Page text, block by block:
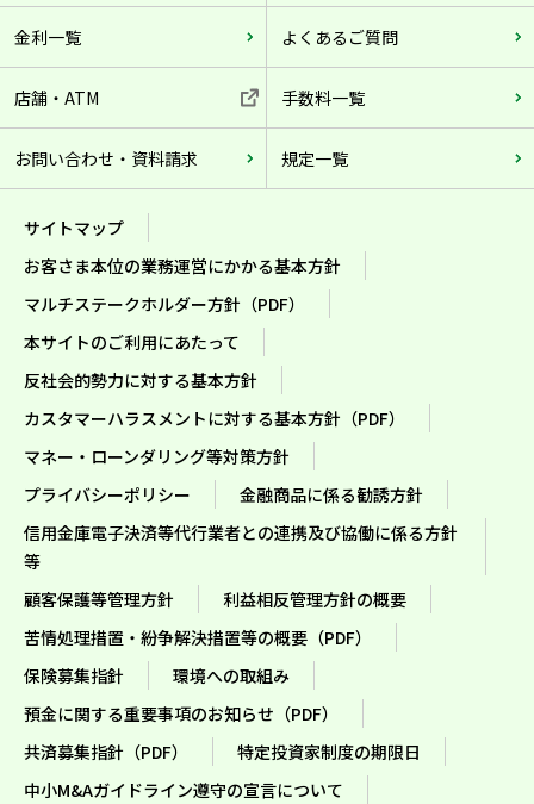
金利一覧 よくあるご質問
店舗・ATM 手数料一覧
お問い合わせ・資料請求 規定一覧
サイトマップ
お客さま本位の業務運営にかかる基本方針
マルチステークホルダー方針（PDF）
本サイトのご利用にあたって
反社会的勢力に対する基本方針
カスタマーハラスメントに対する基本方針（PDF）
マネー・ローンダリング等対策方針
プライバシーポリシー
金融商品に係る勧誘方針
信用金庫電子決済等代行業者との連携及び協働に係る方針
等
顧客保護等管理方針
利益相反管理方針の概要
苦情処理措置・紛争解決措置等の概要（PDF）
保険募集指針
環境への取組み
預金に関する重要事項のお知らせ（PDF）
共済募集指針（PDF）
特定投資家制度の期限日
中小M&Aガイドライン遵守の宣言について